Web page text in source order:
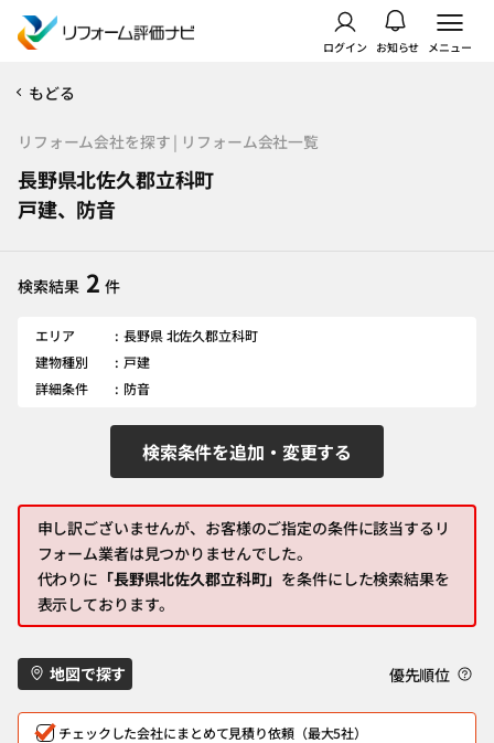
ログイン お知らせ メニュー
もどる
リフォーム会社を探す | リフォーム会社一覧
長野県北佐久郡立科町
戸建、防音
検索結果 2 件
エリア
長野県 北佐久郡立科町
建物種別
戸建
詳細条件
防音
検索条件を追加・変更する
申し訳ございませんが、お客様のご指定の条件に該当するリ
フォーム業者は見つかりませんでした。
代わりに 「長野県北佐久郡立科町」 を条件にした検索結果を
表示しております。
地図で探す 優先順位
チェックした会社にまとめて見積り依頼（最大5社）